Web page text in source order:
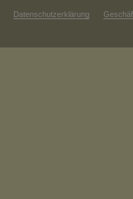
Datenschutzerklärung